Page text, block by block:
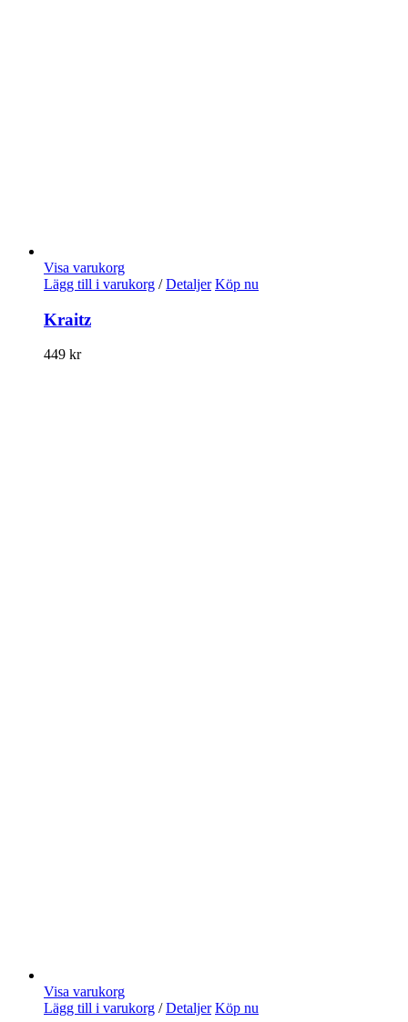
Visa varukorg
Lägg till i varukorg / Detaljer Köp nu
Kraitz
449 kr
Visa varukorg
Lägg till i varukorg / Detaljer Köp nu